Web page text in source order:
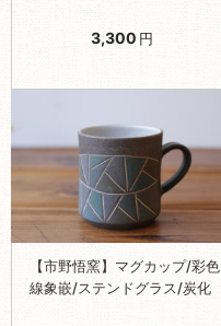
3,300 円
【市野悟窯】マグカップ/彩色
線象嵌/ステンドグラス/炭化